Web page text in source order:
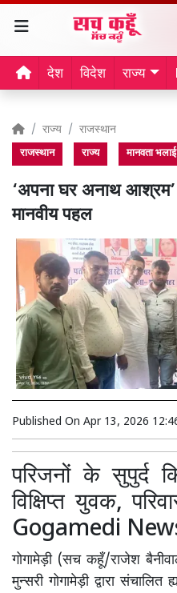
देश विदेश राज्य
राज्य राजस्थान
राजस्थान राज्य मानवता भलाई
‘अपना घर अनाथ
मानवीय पहल
Published On Apr 13, 2026
परिजनों के सुपुर्द
विक्षिप्त युवक,
Gogamedi
गोगामेड़ी (सच कहूँ/राजेश
मुन्सरी गोगामेड़ी द्वारा